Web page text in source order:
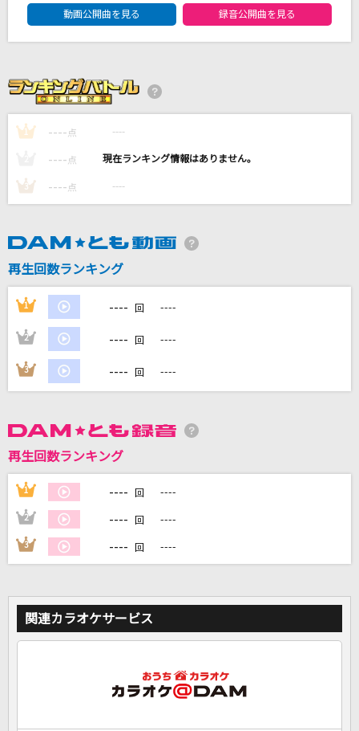
平熱
Mr.Children
CENTURY COLOR
RAY-GUNS
[生音]One more time,One more chance
山崎まさよし
ゆりゆららららゆるゆり大事件
[生音]僕のこと
Mrs. GREEN APPLE
DAMの新曲・ランキングなど
DAMに会員登録・ログインして
カラオケをもっと楽しもう！
動画公開曲を見る 録音公開曲を見る
1 ---- 点 ----
---- 点 ----
3 ---- 点 ----
再生回数ランキング
1 ---- 回 ----
2 ---- 回 ----
3 ---- 回 ----
再生回数ランキング
1 ---- 回 ----
2 ---- 回 ----
3 ---- 回 ----
関連カラオケサービス